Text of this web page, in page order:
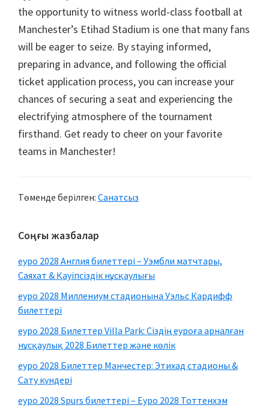
the opportunity to witness world-class football at
Manchester’s Etihad Stadium is one that many fans
will be eager to seize. By staying informed,
preparing in advance, and following the official
ticket application process,you can increase your
chances of securing a seat and experiencing the
electrifying atmosphere of the tournament
firsthand. Get ready to cheer on your favorite
teams in Manchester!
Төменде берілген: Санатсыз
Негізгі
бүйірлік
тақта
Соңғы жазбалар
еуро 2028 Англия билеттері – Уэмбли матчтары,
Саяхат & Қауіпсіздік нұсқаулығы
еуро 2028 Миллениум стадионына Уэльс Кардифф
билеттері
еуро 2028 Билеттер Villa Park: Сіздің еуроға арналған
нұсқаулық 2028 Билеттер және көлік
еуро 2028 Билеттер Манчестер: Этихад стадионы &
Сату күндері
еуро 2028 Spurs билеттері – Еуро 2028 Тоттенхэм